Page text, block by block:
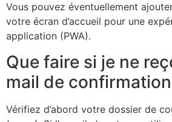
Vous pouvez éventuellement
votre écran d’accueil pour une
application (PWA).
Que faire si je ne
mail de
Vérifiez d’abord votre dossier de